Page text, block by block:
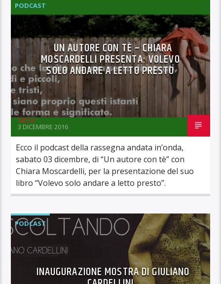
PODCAST
UN AUTORE CON TÈ – CHIARA
MOSCARDELLI PRESENTA: VOLEVO
SOLO ANDARE A LETTO PRESTO
Nicola
3 DICEMBRE 2016
Ecco il podcast della rassegna andata in’onda,
sabato 03 dicembre, di “Un autore con tè” con
Chiara Moscardelli, per la presentazione del suo
libro “Volevo solo andare a letto presto”.
PODCAST
INAUGURAZIONE MOSTRA DI GIULIANO